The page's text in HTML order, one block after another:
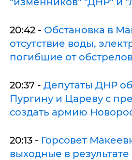
20:42 - Обстановка в
отсутствие воды,
погибшие от
20:37 - Депутаты ДНР
Пургину и Цареву с
создать армию
20:13 - Горсовет
выходные в